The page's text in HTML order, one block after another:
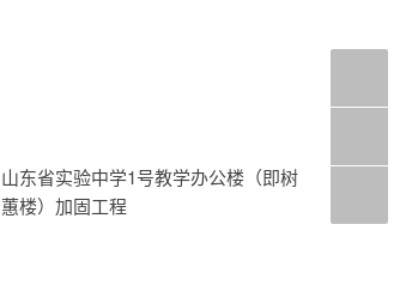
山东省实验中学1号教学办公楼（即树
蕙楼）加固工程